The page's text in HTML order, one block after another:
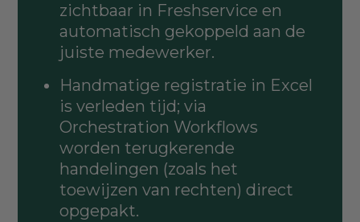
zichtbaar in Freshservice en
automatisch gekoppeld aan de
juiste medewerker.
Handmatige registratie in Excel
is verleden tijd; via
Orchestration Workflows
worden terugkerende
handelingen (zoals het
toewijzen van rechten) direct
opgepakt.